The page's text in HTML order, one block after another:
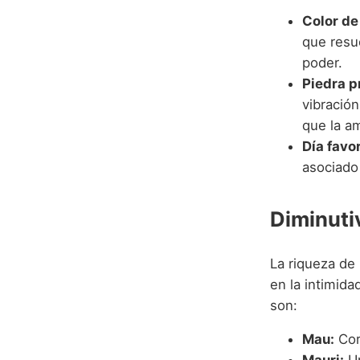
Color
que
poder.
Piedra
que la
Día
La riqueza
en la
son:
Mau: